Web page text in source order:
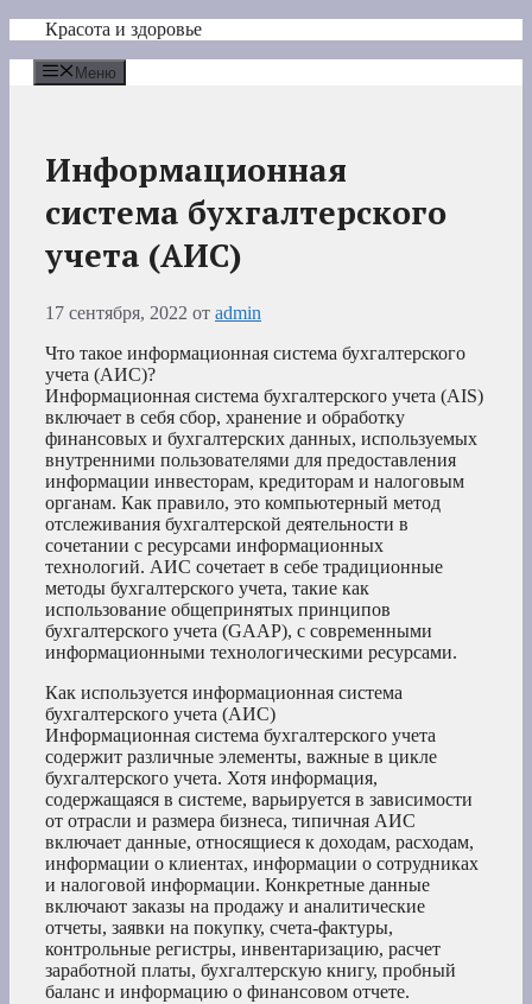
Перейти
содержимому
Красота и здоровье
Меню
Информационная
система бухгалтерского
учета (АИС)
17 сентября, 2022 от admin
Что такое информационная система бухгалтерского
учета (АИС)?
Информационная система бухгалтерского учета (AIS)
включает в себя сбор, хранение и обработку
финансовых и бухгалтерских данных, используемых
внутренними пользователями для предоставления
информации инвесторам, кредиторам и налоговым
органам. Как правило, это компьютерный метод
отслеживания бухгалтерской деятельности в
сочетании с ресурсами информационных
технологий. АИС сочетает в себе традиционные
методы бухгалтерского учета, такие как
использование общепринятых принципов
бухгалтерского учета (GAAP), с современными
информационными технологическими ресурсами.
Как используется информационная система
бухгалтерского учета (АИС)
Информационная система бухгалтерского учета
содержит различные элементы, важные в цикле
бухгалтерского учета. Хотя информация,
содержащаяся в системе, варьируется в зависимости
от отрасли и размера бизнеса, типичная АИС
включает данные, относящиеся к доходам, расходам,
информации о клиентах, информации о сотрудниках
и налоговой информации. Конкретные данные
включают заказы на продажу и аналитические
отчеты, заявки на покупку, счета-фактуры,
контрольные регистры, инвентаризацию, расчет
заработной платы, бухгалтерскую книгу, пробный
баланс и информацию о финансовом отчете.